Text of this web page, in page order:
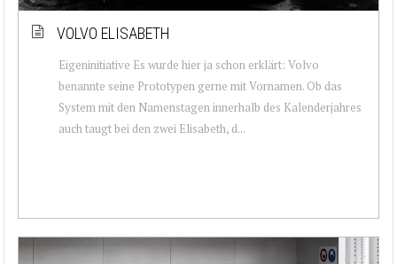
VOLVO ELISABETH
Eigeninitiative Es wurde hier ja schon erklärt: Volvo
benannte seine Prototypen gerne mit Vornamen. Ob das
System mit den Namenstagen innerhalb des Kalenderjahres
auch taugt bei den zwei Elisabeth, d...